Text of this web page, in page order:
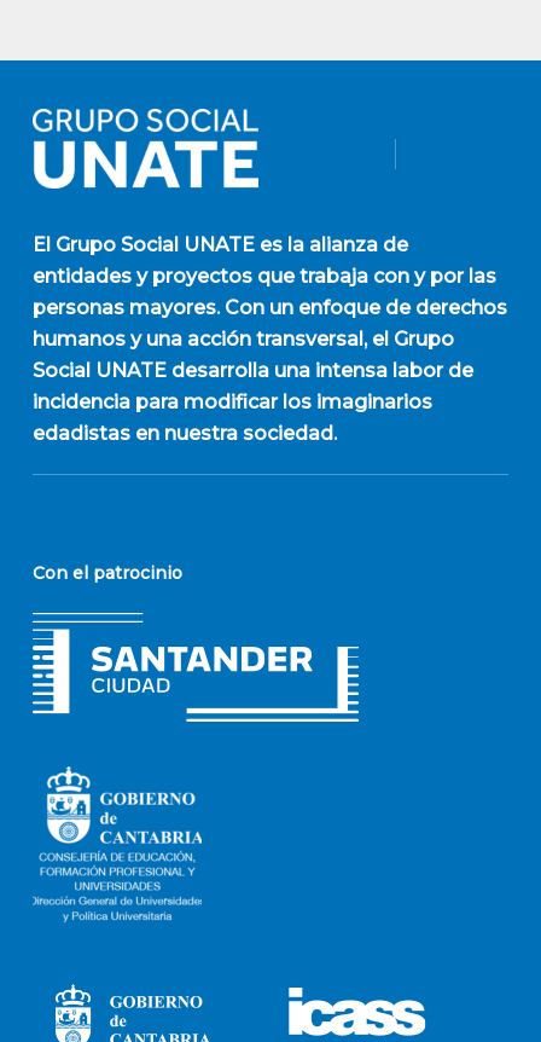
El Grupo Social UNATEes la alianza de
entidades y proyectos que trabaja con y por las
personas mayores. Con un enfoque de derechos
humanos y una acción transversal, el Grupo
Social UNATE desarrolla una intensa labor de
incidencia para modificar los imaginarios
edadistas en nuestra sociedad.
Con el patrocinio